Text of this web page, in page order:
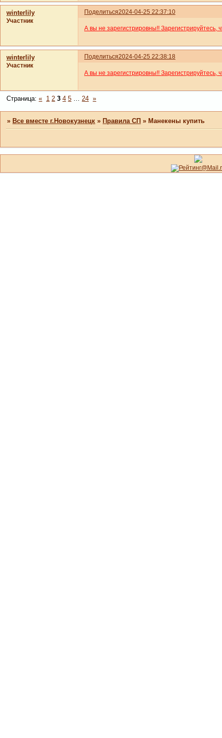
Поделиться2024-04-25 22:37:10
winterlily
Участник
А вы не зарегистрировны!! Зарегистрируйтесь,
Поделиться2024-04-25 22:38:18
winterlily
Участник
А вы не зарегистрировны!! Зарегистрируйтесь,
Страница:« 1 2 3 4 5 24 »
»Все вместе г.Новокузнецк »Правила СП »Манекены купить